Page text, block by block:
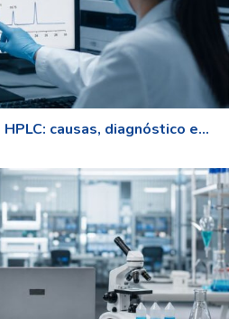
causas, diagnóstico e...